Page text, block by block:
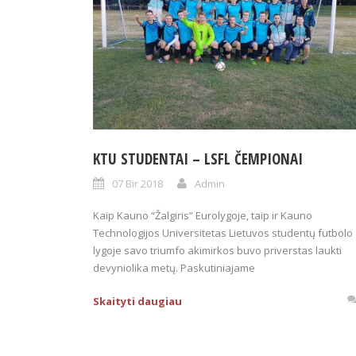
KTU STUDENTAI – LSFL ČEMPIONAI
07 Bir 2018 Admin
Kaip Kauno “Žalgiris” Eurolygoje, taip ir Kauno
Technologijos Universitetas Lietuvos studentų futbolo
lygoje savo triumfo akimirkos buvo priverstas laukti
devyniolika metų. Paskutiniajame
Skaityti daugiau